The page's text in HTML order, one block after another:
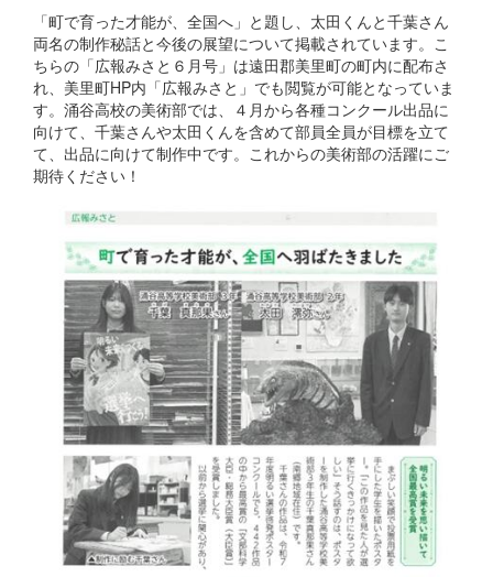
「町で育った才能が、全国へ」と題し、太田くんと千葉さん
両名の制作秘話と今後の展望について掲載されています。こ
ちらの「広報みさと６月号」は遠田郡美里町の町内に配布さ
れ、美里町HP内「広報みさと」でも閲覧が可能となっていま
す。涌谷高校の美術部では、４月から各種コンクール出品に
向けて、千葉さんや太田くんを含めて部員全員が目標を立て
て、出品に向けて制作中です。これからの美術部の活躍にご
期待ください！